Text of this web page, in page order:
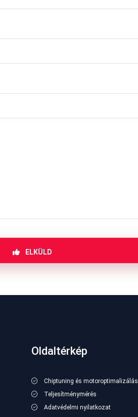
ELKÜLD
Oldaltérkép
Chiptuning és motoroptimalizálás
Teljesítménymérés
Adatvédelmi nyilatkozat